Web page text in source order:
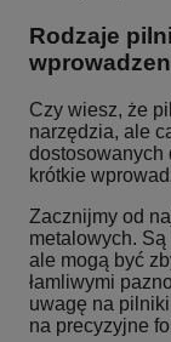
Rodzaje
Czy wiesz, że
narzędzia, ale
dostosowanych
krótkie
Zacznijmy od
metalowych. Są
ale mogą być
łamliwymi
uwagę na
na precyzyjne